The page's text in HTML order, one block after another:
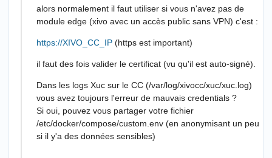
alors normalement il faut utiliser si vous n'avez pas de
module edge (xivo avec un accès public sans VPN) c'est :
https://XIVO_CC_IP (https est important)
il faut des fois valider le certificat (vu qu'il est auto-signé).
Dans les logs Xuc sur le CC (/var/log/xivocc/xuc/xuc.log)
vous avez toujours l'erreur de mauvais credentials ?
Si oui, pouvez vous partager votre fichier
/etc/docker/compose/custom.env (en anonymisant un peu
si il y'a des données sensibles)